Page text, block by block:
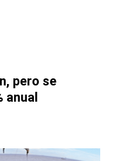
pero se
anual